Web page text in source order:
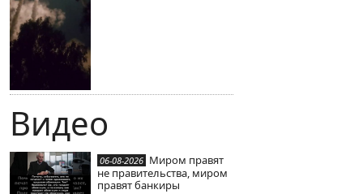
Видео
06-08-2026 Миром правят
не правительства, миром
правят банкиры